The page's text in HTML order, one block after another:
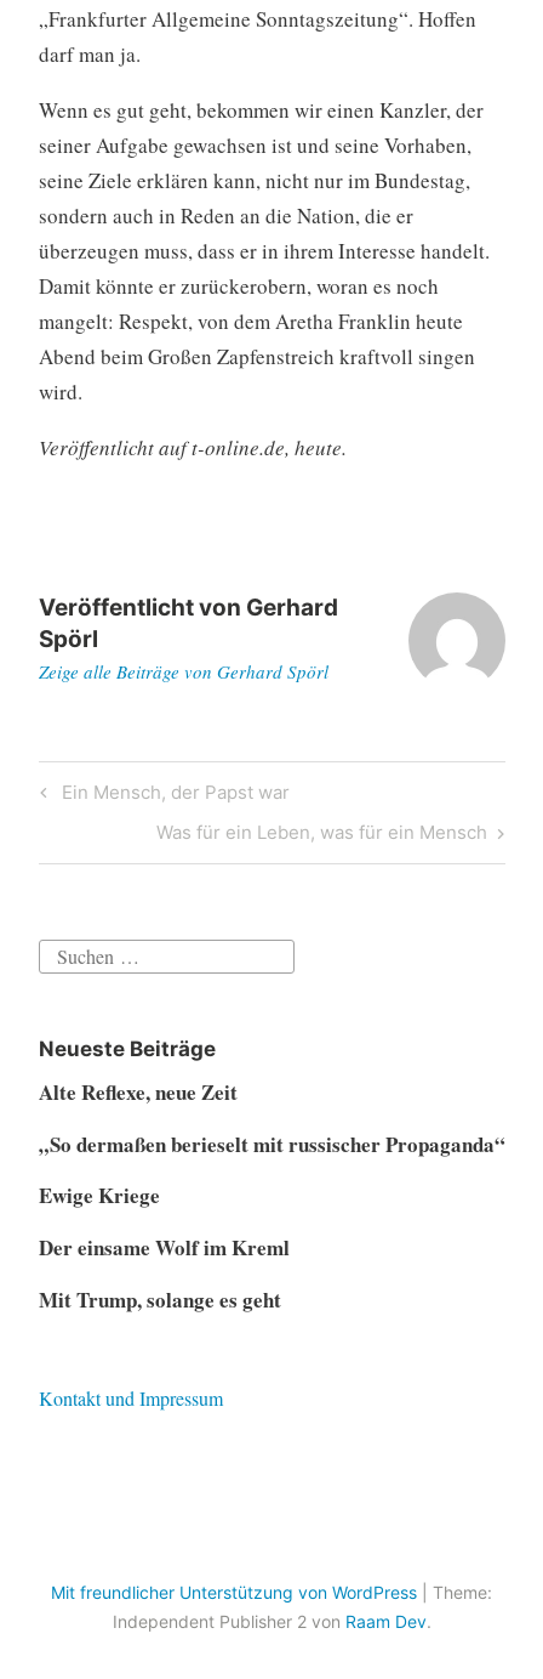
„Frankfurter Allgemeine Sonntagszeitung“. Hoffen
darf man ja.
Wenn es gut geht, bekommen wir einen Kanzler, der
seiner Aufgabe gewachsen ist und seine Vorhaben,
seine Ziele erklären kann, nicht nur im Bundestag,
sondern auch in Reden an die Nation, die er
überzeugen muss, dass er in ihrem Interesse handelt.
Damit könnte er zurückerobern, woran es noch
mangelt: Respekt, von dem Aretha Franklin heute
Abend beim Großen Zapfenstreich kraftvoll singen
wird.
Veröffentlicht auf t-online.de, heute.
Veröffentlicht von Gerhard
Spörl
Zeige alle Beiträge von Gerhard Spörl
Beitragsnavigation
Previous
Ein Mensch, der Papst war
Next
Post
Was für ein Leben, was für ein Mensch
Suchen
Neueste Beiträge
Alte Reflexe, neue Zeit
„So dermaßen berieselt mit russischer Propaganda“
Ewige Kriege
Der einsame Wolf im Kreml
Mit Trump, solange es geht
Kontakt und Impressum
Mit freundlicher Unterstützung von WordPress
Theme:
Independent Publisher 2 von Raam Dev.